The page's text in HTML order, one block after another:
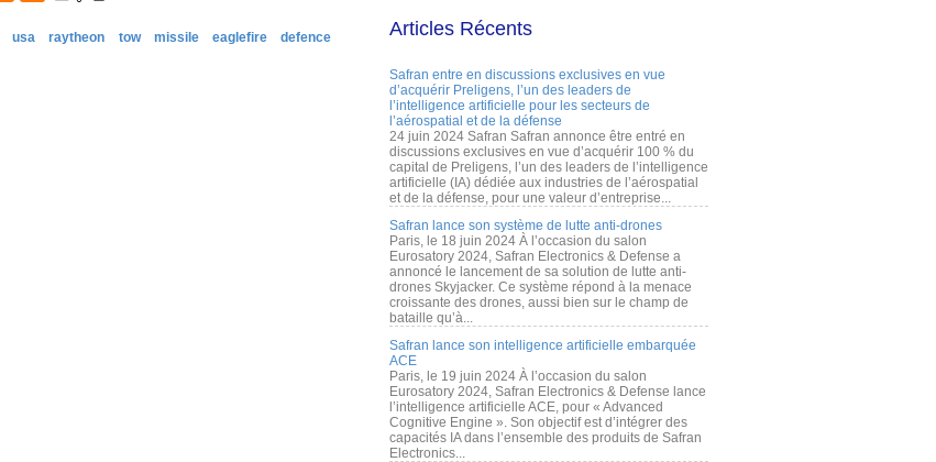
usa raytheon tow missile eaglefire
defence
Articles Récents
Safran entre en discussions exclusives en vue
d’acquérir Preligens, l’un des leaders de
l’intelligence artificielle pour les secteurs de
l’aérospatial et de la défense
24 juin 2024 Safran Safran annonce être entré en
discussions exclusives en vue d’acquérir 100 % du
capital de Preligens, l’un des leaders de l’intelligence
artificielle (IA) dédiée aux industries de l’aérospatial
et de la défense, pour une valeur d’entreprise...
Safran lance son système de lutte anti-drones
Paris, le 18 juin 2024 À l’occasion du salon
Eurosatory 2024, Safran Electronics & Defense a
annoncé le lancement de sa solution de lutte anti-
drones Skyjacker. Ce système répond à la menace
croissante des drones, aussi bien sur le champ de
bataille qu’à...
Safran lance son intelligence artificielle embarquée
ACE
Paris, le 19 juin 2024 À l’occasion du salon
Eurosatory 2024, Safran Electronics & Defense lance
l’intelligence artificielle ACE, pour « Advanced
Cognitive Engine ». Son objectif est d’intégrer des
capacités IA dans l’ensemble des produits de Safran
Electronics...